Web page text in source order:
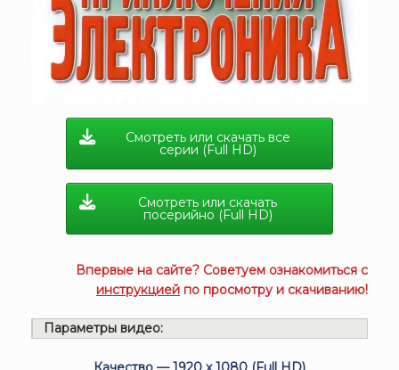
Смотреть или скачать все
серии (Full HD)
Смотреть или скачать
посерийно (Full HD)
Впервые на сайте? Советуем ознакомиться с
инструкцией по просмотру и скачиванию!
Параметры видео: